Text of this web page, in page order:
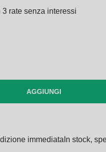
rate senza interessi
AGGIUNGI
immediata In stock,